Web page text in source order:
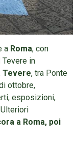
a Roma, con
in
Tevere, tra Ponte
ottobre,
esposizioni,
a Roma, poi